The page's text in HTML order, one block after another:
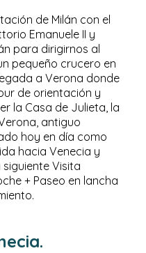
de Milán con el
Emanuele II y
para dirigirnos al
pequeño crucero en
a Verona donde
de orientación y
la Casa de Julieta, la
antiguo
hoy en día como
hacia Venecia y
Visita
+ Paseo en lancha